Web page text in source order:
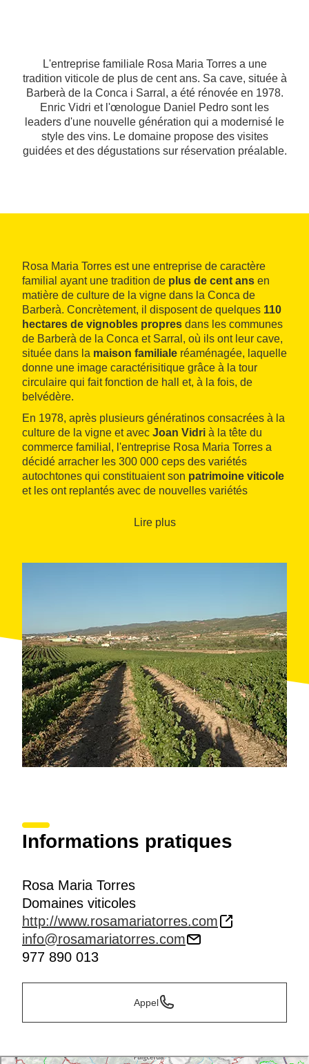
L'entreprise familiale Rosa Maria Torres a une
tradition viticole de plus de cent ans. Sa cave, située à
Barberà de la Conca i Sarral, a été rénovée en 1978.
Enric Vidri et l'œnologue Daniel Pedro sont les
leaders d'une nouvelle génération qui a modernisé le
style des vins. Le domaine propose des visites
guidées et des dégustations sur réservation préalable.
Rosa Maria Torres est une entreprise de caractère
familial ayant une tradition de plus de cent ans en
matière de culture de la vigne dans la Conca de
Barberà. Concrètement, il disposent de quelques 110
hectares de vignobles propres dans les communes
de Barberà de la Conca et Sarral, où ils ont leur cave,
située dans la maison familiale réaménagée, laquelle
donne une image caractérisitique grâce à la tour
circulaire qui fait fonction de hall et, à la fois, de
belvédère.
En 1978, après plusieurs génératinos consacrées à la
culture de la vigne et avec Joan Vidri à la tête du
commerce familial, l'entreprise Rosa Maria Torres a
décidé arracher les 300 000 ceps des variétés
autochtones qui constituaient son patrimoine viticole
et les ont replantés avec de nouvelles variétés
cabernet franc, pinot noir, syrah, chardonnay et
disposent également de ceps de macabeu.
travails français lui ont permis d'incorporer des
machines révolutionnairespour cette époque, tels
lestreillisou la premièremachine à vendangerde la
région, le tout dans le but d'accorder une attention
maximale au vignoble, où, selon eux, réside la clé de
l'élaboration d'un bon vin ou cava.
La nouvelle génération, grâce aux jeunesEnric Vidri
et l'œnologue Daniel Pedro, a modernisé le style
des vins, en plus d'initier une dynamique propre de
distribution avec un certain succès dans les
communes de Tarragone.
Lire plus
Informations pratiques
Rosa Maria Torres
Domaines viticoles
http://www.rosamariatorres.com
info@rosamariatorres.com
977 890 013
Appel